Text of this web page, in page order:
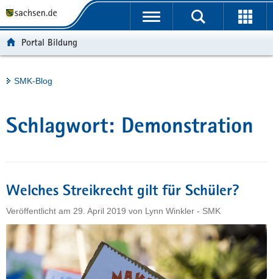
t
e
r
i
e
n
d
e
N
u
h
a
e
v
e
Portalübergreifende
Portal Bildung
Hauptinhalt
SMK-Blog
Schlagwort: Demonstration
Welches Streikrecht gilt für Schüler?
Veröffentlicht am 29. April 2019 von Lynn Winkler - SMK